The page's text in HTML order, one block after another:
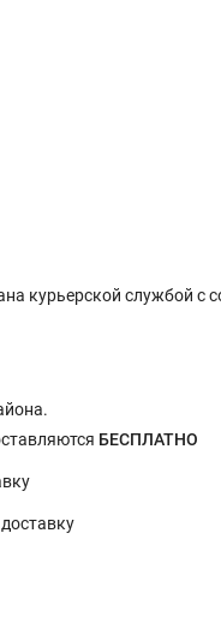
курьерской службой с
БЕСПЛАТНО